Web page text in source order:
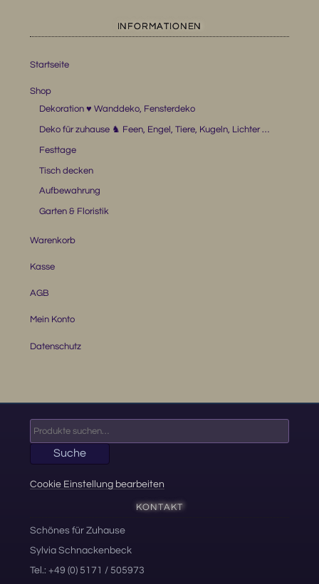
INFORMATIONEN
Startseite
Shop
Dekoration ♥ Wanddeko, Fensterdeko
Deko für zuhause ♞ Feen, Engel, Tiere, Kugeln, Lichter …
Festtage
Tisch decken
Aufbewahrung
Garten & Floristik
Warenkorb
Kasse
AGB
Mein Konto
Datenschutz
Suche
nach:
Suche
Cookie Einstellung bearbeiten
KONTAKT
Schönes für Zuhause
Sylvia Schnackenbeck
Tel.: +49 (0) 5171 / 505973